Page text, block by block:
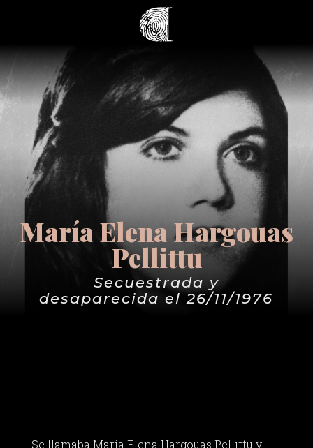
María Elena Hargouas
Pellittu
Secuestrada y
desaparecida el 26/11/1976
Se llamaba María Elena Hargouas Pellittu y